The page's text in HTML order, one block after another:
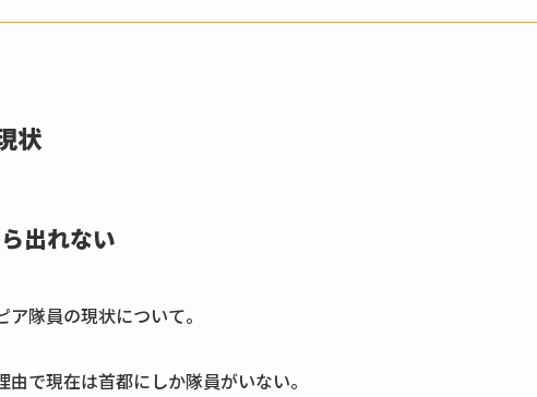
状
出れない
隊員の現状について。
で現在は首都にしか隊員がいない。